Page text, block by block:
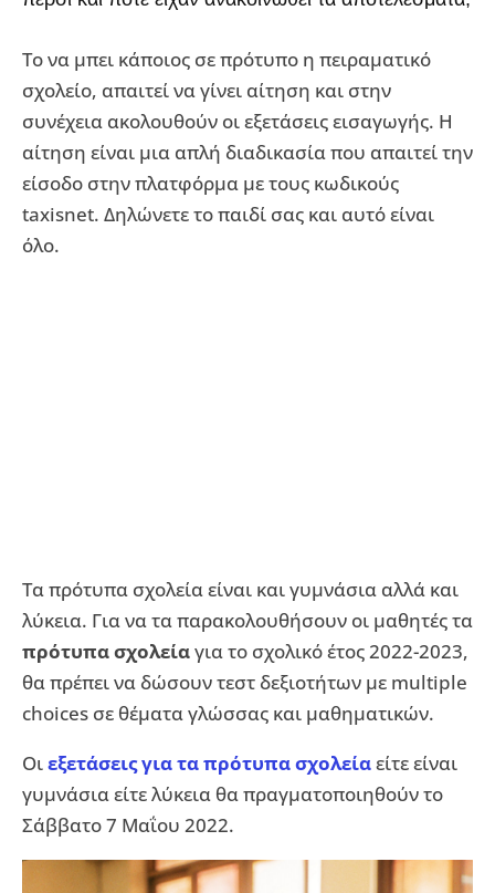
Το να μπει κάποιος σε πρότυπο η πειραματικό
σχολείο, απαιτεί να γίνει αίτηση και στην
συνέχεια ακολουθούν οι εξετάσεις εισαγωγής. Η
αίτηση είναι μια απλή διαδικασία που απαιτεί την
είσοδο στην πλατφόρμα με τους κωδικούς
taxisnet. Δηλώνετε το παιδί σας και αυτό είναι
όλο.
Τα πρότυπα σχολεία είναι και γυμνάσια αλλά και
λύκεια. Για να τα παρακολουθήσουν οι μαθητές τα
πρότυπα σχολείαγια το σχολικό έτος 2022-2023,
θα πρέπει να δώσουν τεστ δεξιοτήτων με multiple
choices σε θέματα γλώσσας και μαθηματικών.
Οιεξετάσεις για τα πρότυπα σχολείαείτε είναι
γυμνάσια είτε λύκεια θα πραγματοποιηθούν το
Σάββατο 7 Μαΐου 2022.